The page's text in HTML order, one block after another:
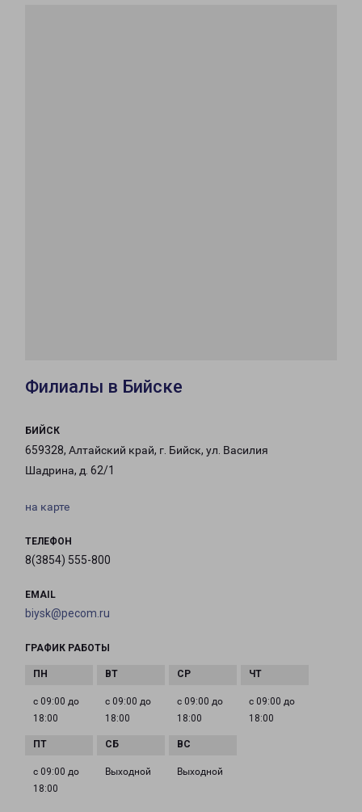
Филиалы в Бийске
БИЙСК
659328, Алтайский край, г. Бийск, ул. Василия
Шадрина, д. 62/1
на карте
ТЕЛЕФОН
8(3854) 555-800
EMAIL
biysk@pecom.ru
ГРАФИК РАБОТЫ
с 09:00 до
18:00
с 09:00 до
18:00
с 09:00 до
18:00
с 09:00 до
18:00
с 09:00 до
18:00
Выходной Выходной